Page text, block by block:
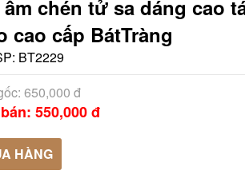
ấm chén tử sa dáng cao
cao cấp BátTràng
BT2229
650,000 đ
550,000 đ
HÀNG